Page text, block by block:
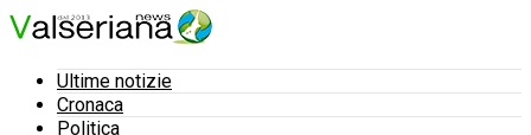
Ultime notizie
Cronaca
Politica